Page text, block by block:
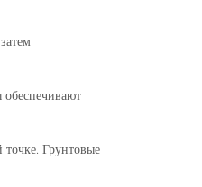
точке. Грунтовые